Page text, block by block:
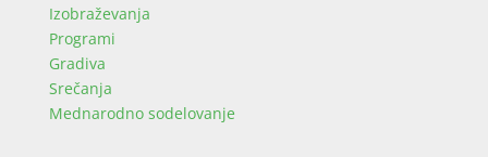
Izobraževanja
Programi
Gradiva
Srečanja
Mednarodno sodelovanje